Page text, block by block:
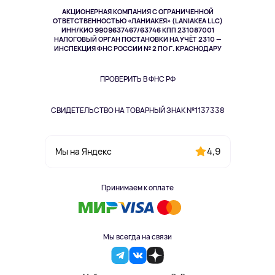
АКЦИОНЕРНАЯ КОМПАНИЯ С ОГРАНИЧЕННОЙ
ОТВЕТСТВЕННОСТЬЮ «ЛАНИАКЕЯ» (LANIAKEA LLC)
ИНН/КИО 9909637467/63746 КПП 231087001
НАЛОГОВЫЙ ОРГАН ПОСТАНОВКИ НА УЧЁТ 2310 —
ИНСПЕКЦИЯ ФНС РОССИИ № 2 ПО Г. КРАСНОДАРУ
ПРОВЕРИТЬ В ФНС РФ
СВИДЕТЕЛЬСТВО НА ТОВАРНЫЙ ЗНАК №1137338
Мы на Яндекс 4,9
Принимаем к оплате
Мы всегда на связи
Здоровье питомцев
Одежда и аксессуары